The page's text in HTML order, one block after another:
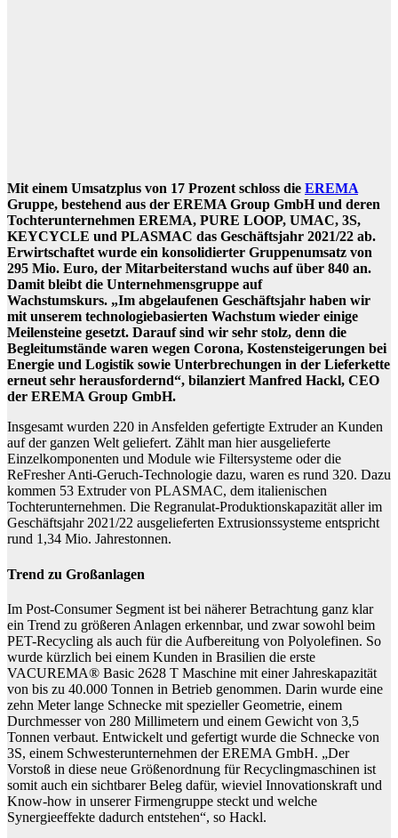
Mit einem Umsatzplus von 17 Prozent schloss die EREMA
Gruppe, bestehend aus der EREMA Group GmbH und deren
Tochterunternehmen EREMA, PURE LOOP, UMAC, 3S,
KEYCYCLE und PLASMAC das Geschäftsjahr 2021/22 ab.
Erwirtschaftet wurde ein konsolidierter Gruppenumsatz von
295 Mio. Euro, der Mitarbeiterstand wuchs auf über 840 an.
Damit bleibt die Unternehmensgruppe auf
Wachstumskurs. „Im abgelaufenen Geschäftsjahr haben wir
mit unserem technologiebasierten Wachstum wieder einige
Meilensteine gesetzt. Darauf sind wir sehr stolz, denn die
Begleitumstände waren wegen Corona, Kostensteigerungen bei
Energie und Logistik sowie Unterbrechungen in der Lieferkette
erneut sehr herausfordernd“, bilanziert Manfred Hackl, CEO
der EREMA Group GmbH.
Insgesamt wurden 220 in Ansfelden gefertigte Extruder an Kunden
auf der ganzen Welt geliefert. Zählt man hier ausgelieferte
Einzelkomponenten und Module wie Filtersysteme oder die
ReFresher Anti-Geruch-Technologie dazu, waren es rund 320. Dazu
kommen 53 Extruder von PLASMAC, dem italienischen
Tochterunternehmen. Die Regranulat-Produktionskapazität aller im
Geschäftsjahr 2021/22 ausgelieferten Extrusionssysteme entspricht
rund 1,34 Mio. Jahrestonnen.
Trend zu Großanlagen
Im Post-Consumer Segment ist bei näherer Betrachtung ganz klar
ein Trend zu größeren Anlagen erkennbar, und zwar sowohl beim
PET-Recycling als auch für die Aufbereitung von Polyolefinen. So
wurde kürzlich bei einem Kunden in Brasilien die erste
VACUREMA® Basic 2628 T Maschine mit einer Jahreskapazität
von bis zu 40.000 Tonnen in Betrieb genommen. Darin wurde eine
zehn Meter lange Schnecke mit spezieller Geometrie, einem
Durchmesser von 280 Millimetern und einem Gewicht von 3,5
Tonnen verbaut. Entwickelt und gefertigt wurde die Schnecke von
3S, einem Schwesterunternehmen der EREMA GmbH. „Der
Vorstoß in diese neue Größenordnung für Recyclingmaschinen ist
somit auch ein sichtbarer Beleg dafür, wieviel Innovationskraft und
Know-how in unserer Firmengruppe steckt und welche
Synergieeffekte dadurch entstehen“, so Hackl.